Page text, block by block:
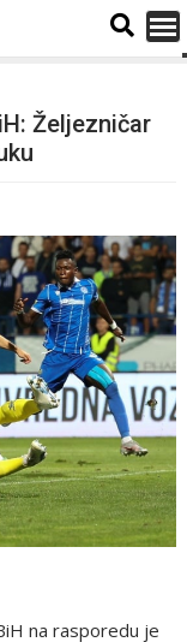
Željezničar
na rasporedu je